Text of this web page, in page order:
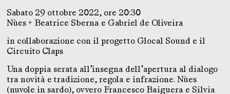
Sabato 29 ottobre 2022, ore 20:30
Nùes + Beatrice Sberna e Gabriel de Oliveira
in collaborazione con il progetto Glocal Sound e il
Circuito Claps
Una doppia serata all’insegna dell’apertura al dialogo
tra novità e tradizione, regola e infrazione. Nùes
(nuvole in sardo), ovvero Francesco Baiguera e Silvia